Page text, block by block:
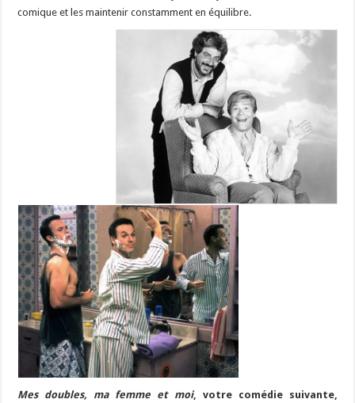
comique et les maintenir constamment en équilibre.
Mes doubles, ma femme et moi, votre comédie suivante,